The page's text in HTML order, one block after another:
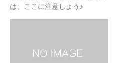
は、ここに注意しよう♪